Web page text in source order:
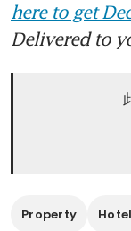
here to get
Delivered to
Property